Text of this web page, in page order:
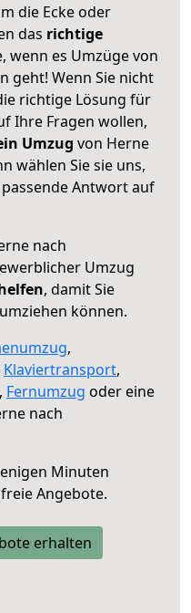
die Ecke oder
das richtige
wenn es Umzüge von
geht! Wenn Sie nicht
richtige Lösung für
Ihre Fragen wollen,
Umzug von Herne
wählen Sie sie uns,
Antwort auf
nach
Umzug
, damit Sie
können.
,
Klaviertransport,
Fernumzug oder eine
nach
Minuten
Angebote.
erhalten